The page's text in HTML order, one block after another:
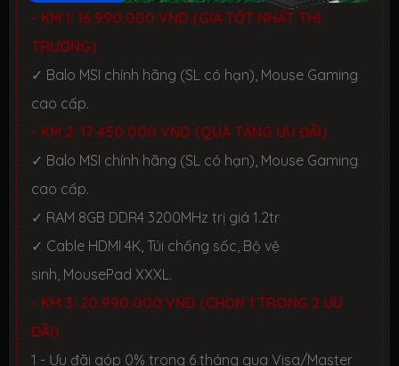
- KM 1: 16.990.000 VND (GIÁ TỐT NHẤT THỊ
TRƯỜNG)
✓ Balo MSI chính hãng (SL có hạn), Mouse Gaming
cao cấp.
- KM 2: 17.450.000 VND (QUÀ TẶNG ƯU ĐÃI)
✓ Balo MSI chính hãng (SL có hạn), Mouse Gaming
cao cấp.
✓ RAM 8GB DDR4 3200MHz trị giá 1.2tr
✓ Cable HDMI 4K, Túi chống sốc, Bộ vệ
sinh, MousePad XXXL.
- KM 3: 20.990.000 VND (CHỌN 1 TRONG 2 ƯU
ĐÃI)
1 - Ưu đãi góp 0% trong 6 tháng qua Visa/Master